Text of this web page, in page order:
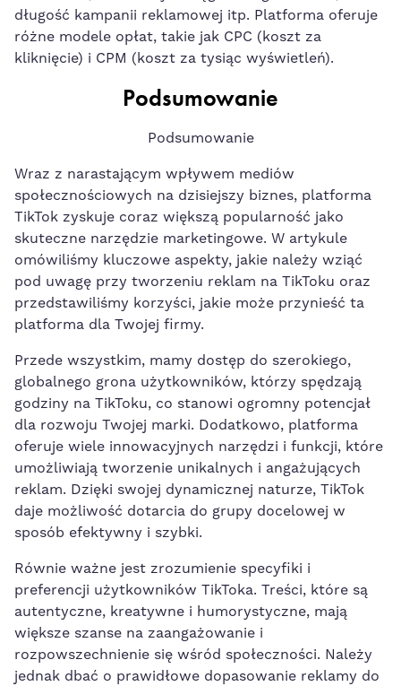
⁤długość kampanii reklamowej itp. Platforma oferuje
różne modele opłat, ‍takie jak CPC (koszt za
kliknięcie) i CPM (koszt za tysiąc ⁤wyświetleń).
Podsumowanie
Podsumowanie
Wraz z narastającym wpływem mediów
społecznościowych na dzisiejszy biznes, platforma
TikTok zyskuje coraz ‍większą popularność‍ jako​
skuteczne narzędzie marketingowe. W⁣ artykule
omówiliśmy ⁣kluczowe aspekty, jakie należy⁤ wziąć
pod uwagę przy tworzeniu reklam⁣ na TikToku oraz
przedstawiliśmy korzyści, jakie może przynieść‌ ta
platforma dla Twojej firmy.
Przede wszystkim, mamy dostęp do szerokiego,
globalnego grona użytkowników, którzy spędzają
godziny na TikToku, co stanowi ogromny potencjał
dla rozwoju Twojej marki. Dodatkowo, platforma
oferuje wiele innowacyjnych narzędzi i funkcji, które
umożliwiają ⁣tworzenie unikalnych i angażujących
reklam. ⁣Dzięki swojej dynamicznej naturze, TikTok
daje możliwość dotarcia do grupy⁤ docelowej w
sposób efektywny i szybki.
Równie ważne‍ jest zrozumienie specyfiki i
preferencji użytkowników TikToka. Treści, które są
autentyczne, kreatywne i humorystyczne, mają
większe szanse na zaangażowanie i
rozpowszechnienie się ⁢wśród społeczności. Należy
jednak​ dbać o prawidłowe dopasowanie reklamy do